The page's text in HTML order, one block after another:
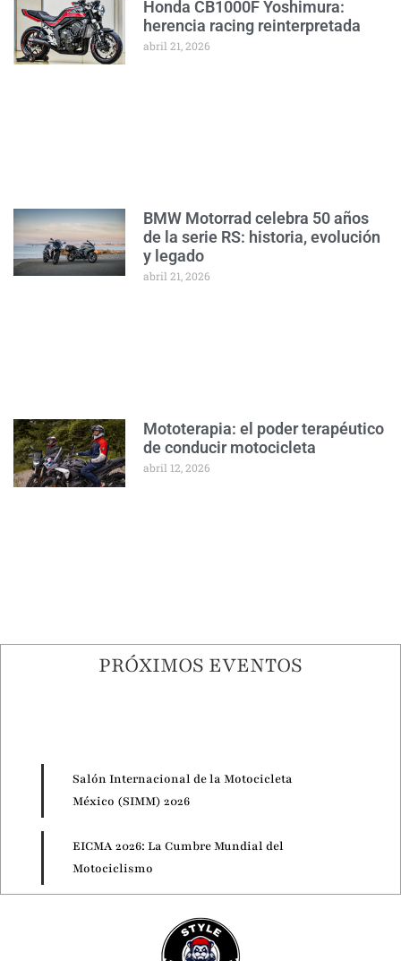
Honda CB1000F Yoshimura:
herencia racing reinterpretada
abril 21, 2026
BMW Motorrad celebra 50 años
de la serie RS: historia, evolución
y legado
abril 21, 2026
Mototerapia: el poder terapéutico
de conducir motocicleta
abril 12, 2026
PRÓXIMOS EVENTOS
Salón Internacional de la Motocicleta
México (SIMM) 2026
EICMA 2026: La Cumbre Mundial del
Motociclismo